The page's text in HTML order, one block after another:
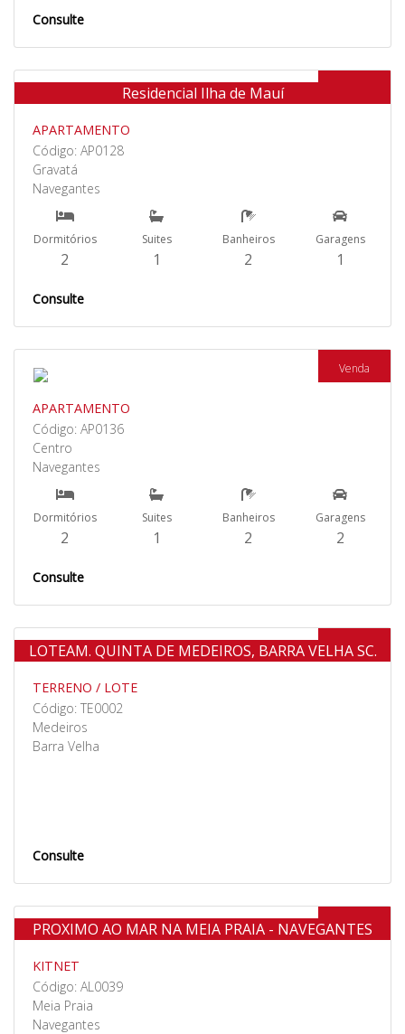
Consulte
Residencial Ilha de Mauí
APARTAMENTO
Código: AP0128
Gravatá
Navegantes
Dormitórios
2
Suites
1
Banheiros
2
Garagens
1
Consulte
Venda
APARTAMENTO
Código: AP0136
Centro
Navegantes
Dormitórios
2
Suites
1
Banheiros
2
Garagens
2
Consulte
Venda
LOTEAM. QUINTA DE MEDEIROS, BARRA VELHA SC.
TERRENO / LOTE
Código: TE0002
Medeiros
Barra Velha
Consulte
Aluguel
PROXIMO AO MAR NA MEIA PRAIA - NAVEGANTES
KITNET
Código: AL0039
Meia Praia
Navegantes